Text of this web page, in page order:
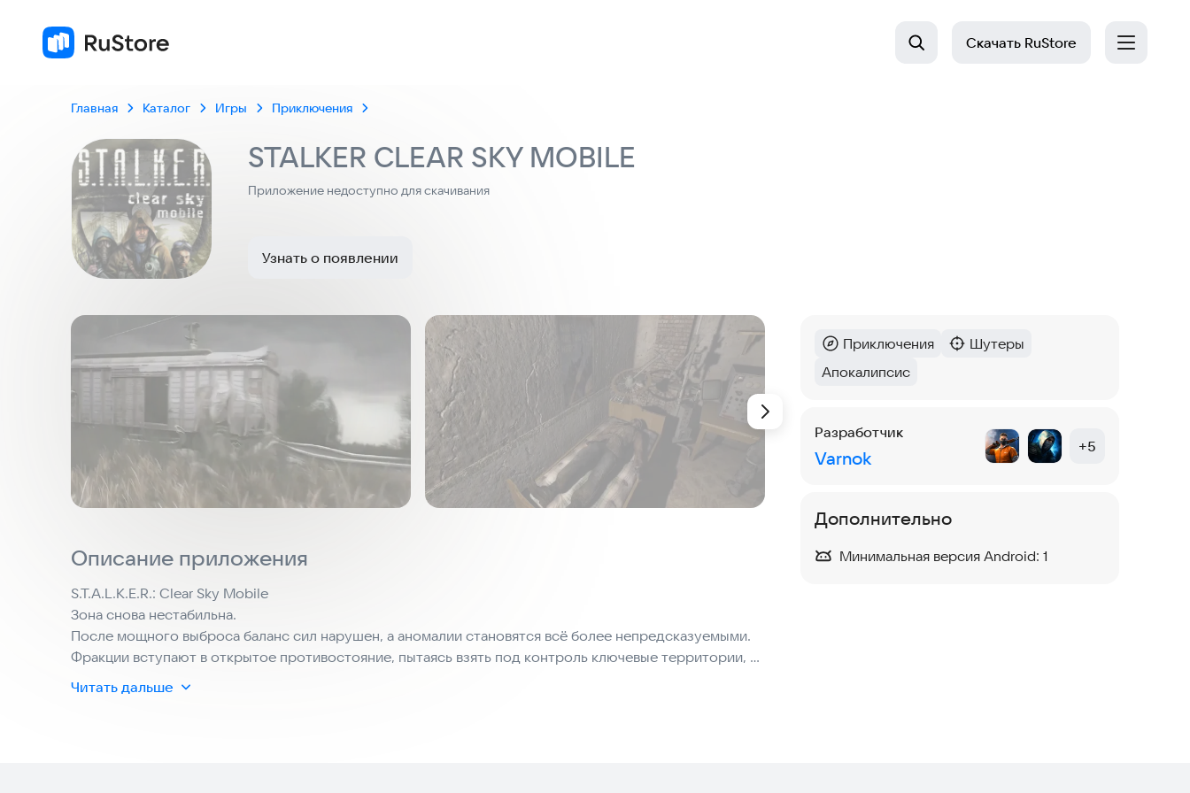
Скачать RuStore
Главная Каталог Игры Приключения
STALKER CLEAR SKY MOBILE
Приложение недоступно для скачивания
Узнать о появлении
Скриншоты
Описание приложения
S.T.A.L.K.E.R.: Clear Sky Mobile
Зона снова нестабильна.
После мощного выброса баланс сил нарушен, а аномалии становятся всё более непредсказуемыми.
Фракции вступают в открытое противостояние, пытаясь взять под контроль ключевые территории, а
одиночки выживают среди руин прошлого мира.
Ты — сталкер. Один из тех, кто идёт вглубь Зоны не ради славы, а ради выживания, артефактов и
Читать дальше
Категория:
Приключения
Категория:
Шутеры
Тег:
Апокалипсис
Разработчик
Varnok
+5
Дополнительно
Минимальная версия Android: 1